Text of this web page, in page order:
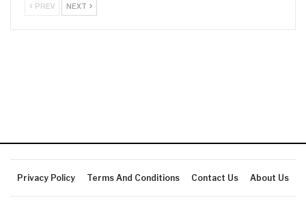
PREV NEXT
Privacy Policy Terms And Conditions Contact Us About Us